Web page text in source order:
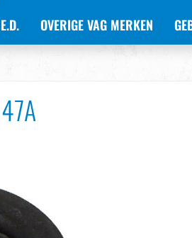
OVERIGE VAG MERKEN